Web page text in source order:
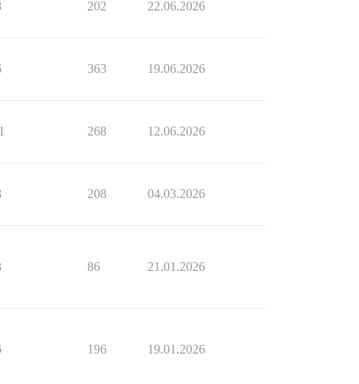
202 22.06.2026
363 19.06.2026
268 12.06.2026
208 04.03.2026
86 21.01.2026
196 19.01.2026